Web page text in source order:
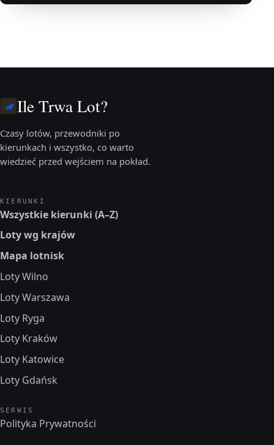
Ile Trwa Lot?
Czasy lotów, przewodniki po
kierunkach i wszystko, co warto
wiedzieć przed wejściem na pokład.
KIERUNKI
Wszystkie kierunki (A–Z)
Loty wg krajów
Mapa lotnisk
Loty Wilno
Loty Warszawa
Loty Ryga
Loty Kraków
Loty Katowice
Loty Gdańsk
SERWIS
Polityka Prywatności